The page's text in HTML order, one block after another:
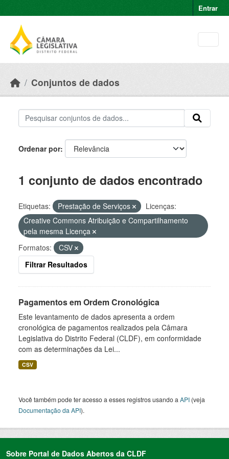
Entrar
Conjuntos de dados
Ordenar por
1 conjunto de dados encontrado
Etiquetas: Prestação de Serviços
Licenças:
Creative Commons Atribuição e Compartilhamento
pela mesma Licença
Formatos:
CSV
Filtrar Resultados
Pagamentos em Ordem Cronológica
Este levantamento de dados apresenta a ordem
cronológica de pagamentos realizados pela Câmara
Legislativa do Distrito Federal (CLDF), em conformidade
com as determinações da Lei...
CSV
Você também pode ter acesso a esses registros usando a API (veja
Documentação da API).
Sobre Portal de Dados Abertos da CLDF